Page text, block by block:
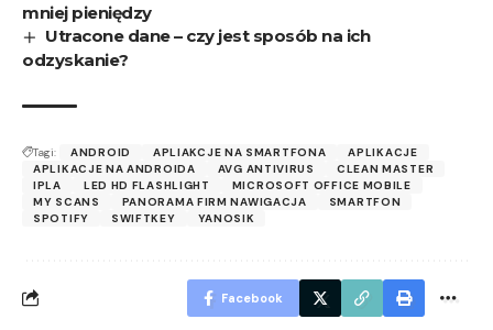
mniej pieniędzy
Utracone dane – czy jest sposób na ich
odzyskanie?
Tagi: ANDROID APLIAKCJE NA SMARTFONA
APLIKACJE
APLIKACJE NA ANDROIDA
AVG ANTIVIRUS
CLEAN MASTER
IPLA
LED HD FLASHLIGHT
MICROSOFT OFFICE MOBILE
MY SCANS
PANORAMA FIRM NAWIGACJA
SMARTFON
SPOTIFY
SWIFTKEY YANOSIK
Facebook